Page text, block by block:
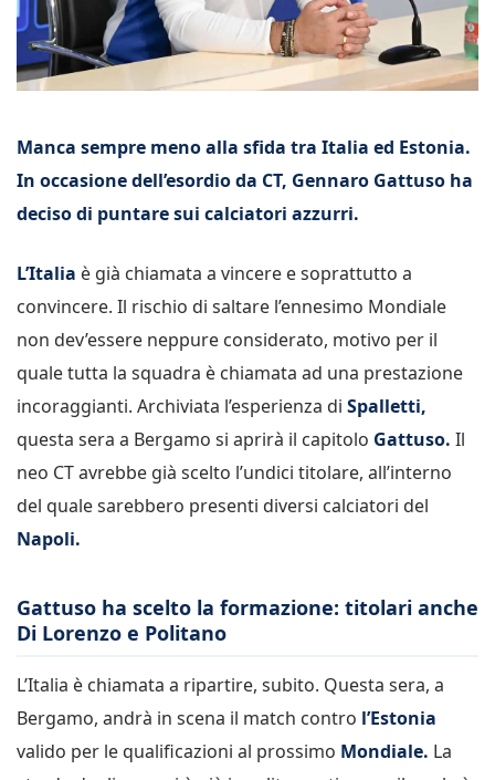
Manca sempre meno alla sfida tra Italia ed Estonia.
In occasione dell’esordio da CT, Gennaro Gattuso ha
deciso di puntare sui calciatori azzurri.
L’Italia è già chiamata a vincere e soprattutto a
convincere. Il rischio di saltare l’ennesimo Mondiale
non dev’essere neppure considerato, motivo per il
quale tutta la squadra è chiamata ad una prestazione
incoraggianti. Archiviata l’esperienza di Spalletti,
questa sera a Bergamo si aprirà il capitolo Gattuso. Il
neo CT avrebbe già scelto l’undici titolare, all’interno
del quale sarebbero presenti diversi calciatori del
Napoli.
Gattuso ha scelto la formazione: titolari anche
Di Lorenzo e Politano
L’Italia è chiamata a ripartire, subito. Questa sera, a
Bergamo, andrà in scena il match contro l’Estonia
valido per le qualificazioni al prossimo Mondiale. La